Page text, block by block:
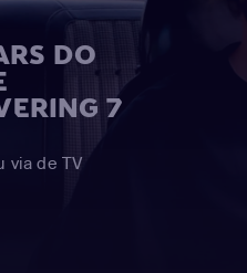
DO
7
via de TV